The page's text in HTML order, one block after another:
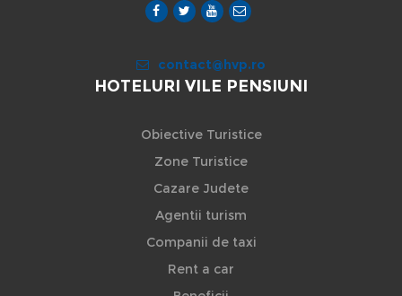
contact@hvp.ro
HOTELURI VILE PENSIUNI
Obiective Turistice
Zone Turistice
Cazare Judete
Agentii turism
Companii de taxi
Rent a car